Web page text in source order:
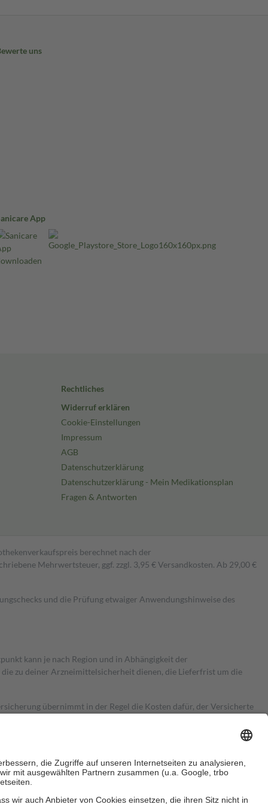
uns
App
Rechtliches
Widerruf erklären
Cookie-Einstellungen
Impressum
AGB
Datenschutzerklärung
Datenschutzerklärung - Mein Medikationsplan
Fragen & Antworten
berechnet nach der
Mehrwertsteuer, ggf. zzgl. 3,95 € Versandkosten. Ab 29,00 €
und die Prüfung etwaiger Anwendungshinweise des
kann je nach Region und in Abhängigkeit der
zu deiner Arzneimittelsicherheit dienen, die Lieferfrist um die
übernimmt in der Regel die Kosten dafür, der Versicherte
Es sind jedoch nie mehr als die tatsächlichen Kosten der Leistung
Zuzahlungen